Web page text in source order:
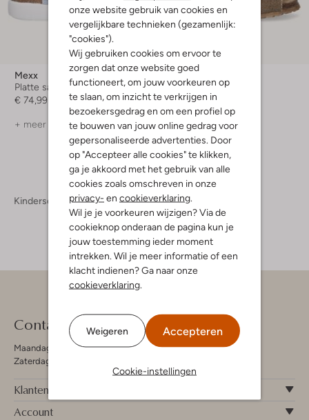
onze website gebruik van cookies en
vergelijkbare technieken (gezamenlijk:
"cookies").
Wij gebruiken cookies om ervoor te
zorgen dat onze website goed
functioneert, om jouw voorkeuren op
te slaan, om inzicht te verkrijgen in
bezoekersgedrag en om een profiel op
te bouwen van jouw online gedrag voor
gepersonaliseerde advertenties. Door
op "Accepteer alle cookies" te klikken,
ga je akkoord met het gebruik van alle
cookies zoals omschreven in onze
privacy- en cookieverklaring.
Wil je je voorkeuren wijzigen? Via de
cookieknop onderaan de pagina kun je
jouw toestemming ieder moment
intrekken. Wil je meer informatie of een
klacht indienen? Ga naar onze
cookieverklaring.
Weigeren Accepteren
Cookie-instellingen
Mexx
Platte sandalen
€ 74,99
+ meer kleuren
-20%
Bunniesjr
Platte sandalen
€ 59,99 € 47,99
+ meer kleuren
Kinderschoenen
Contact
Maandag - Vrijdag 09:00 - 19:00 uur
Zaterdag 09:00 - 17:00 uur
Klantenservice
Account